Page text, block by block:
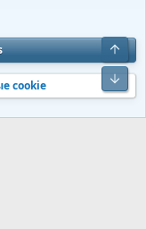
S
S
Ltd. Перевод от
cookie
Верх
Низ